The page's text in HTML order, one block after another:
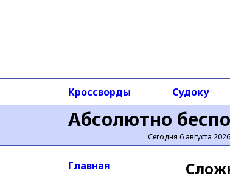
Абсолютно
Сегодня 6 августа
Кроссворды Судоку
Главная